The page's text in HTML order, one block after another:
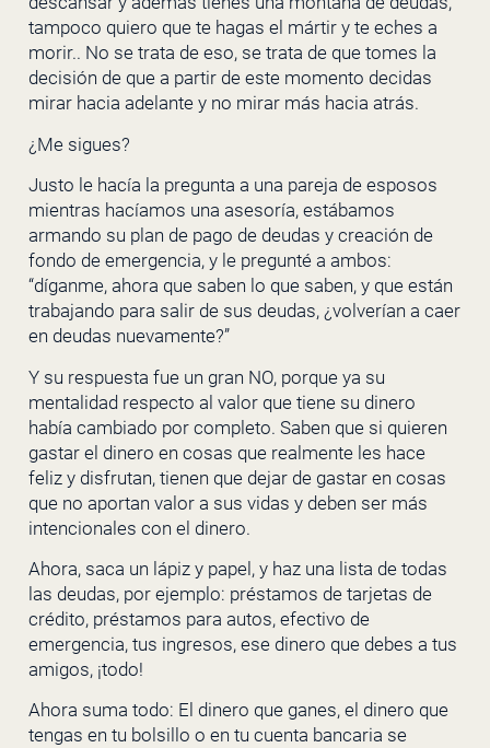
tampoco quiero que te hagas el mártir y te eches a
morir.. No se trata de eso, se trata de que tomes la
decisión de que a partir de este momento decidas
mirar hacia adelante y no mirar más hacia atrás.
¿Me sigues?
Justo le hacía la pregunta a una pareja de esposos
mientras hacíamos una asesoría, estábamos
armando su plan de pago de deudas y creación de
fondo de emergencia, y le pregunté a ambos:
“díganme, ahora que saben lo que saben, y que están
trabajando para salir de sus deudas, ¿volverían a caer
en deudas nuevamente?”
Y su respuesta fue un gran NO, porque ya su
mentalidad respecto al valor que tiene su dinero
había cambiado por completo. Saben que si quieren
gastar el dinero en cosas que realmente les hace
feliz y disfrutan, tienen que dejar de gastar en cosas
que no aportan valor a sus vidas y deben ser más
intencionales con el dinero.
Ahora, saca un lápiz y papel, y haz una lista de todas
las deudas, por ejemplo: préstamos de tarjetas de
crédito, préstamos para autos, efectivo de
emergencia, tus ingresos, ese dinero que debes a tus
amigos, ¡todo!
Ahora suma todo: El dinero que ganes, el dinero que
tengas en tu bolsillo o en tu cuenta bancaria se